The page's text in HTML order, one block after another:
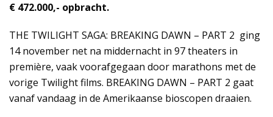
€ 472.000,- opbracht.
THE TWILIGHT SAGA: BREAKING DAWN – PART 2 ging
14 november net na middernacht in 97 theaters in
première, vaak voorafgegaan door marathons met de
vorige Twilight films. BREAKING DAWN – PART 2 gaat
vanaf vandaag in de Amerikaanse bioscopen draaien.